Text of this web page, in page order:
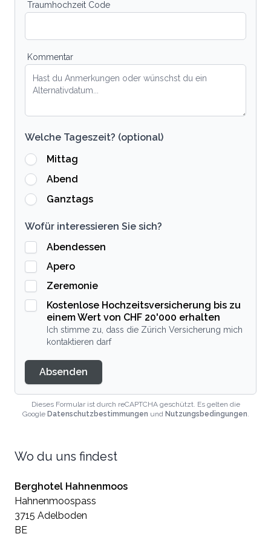
Traumhochzeit Code
Kommentar
Welche Tageszeit? (optional)
Mittag
Abend
Ganztags
Wofür interessieren Sie sich?
Abendessen
Apero
Zeremonie
Kostenlose Hochzeitsversicherung bis zu
einem Wert von CHF 20'000 erhalten
Ich stimme zu, dass die Zürich Versicherung mich
kontaktieren darf
Absenden
Dieses Formular ist durch reCAPTCHA geschützt. Es gelten die
Google Datenschutzbestimmungen und Nutzungsbedingungen.
Wo du uns findest
Berghotel Hahnenmoos
Hahnenmoospass
3715 Adelboden
BE